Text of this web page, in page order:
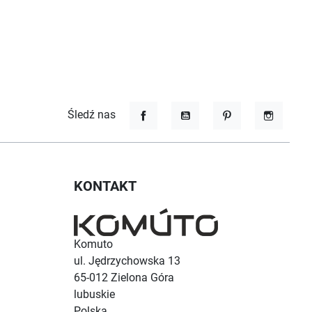
Śledź nas
KONTAKT
Komuto
ul. Jędrzychowska 13
65-012 Zielona Góra
lubuskie